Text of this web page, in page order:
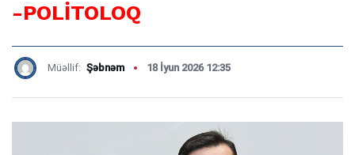
-POLİTOLOQ
Müəllif: Şəbnəm 18 İyun 2026 12:35